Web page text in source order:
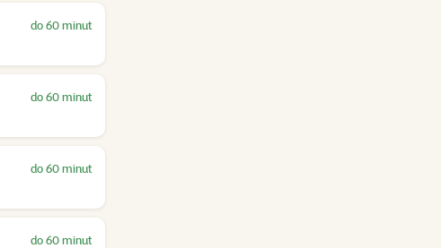
do 60 minut
do 60 minut
do 60 minut
do 60 minut